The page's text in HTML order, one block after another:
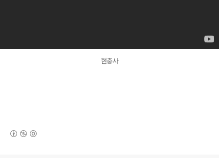
현충사